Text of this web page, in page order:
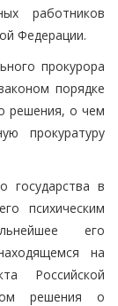
работников
Федерации.
прокурора
порядке
решения, о чем
прокуратуру
государства в
психическим
его
на
Российской
решения о